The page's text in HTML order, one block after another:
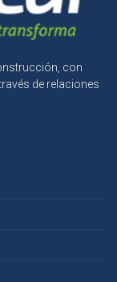
con
de relaciones